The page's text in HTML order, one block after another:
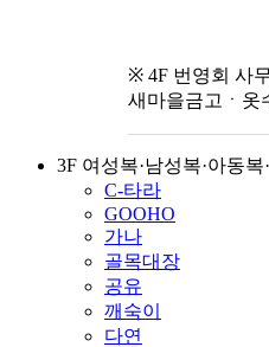
※ 4F 번영회 사
새마을금고ㆍ옷
3F 여성복·남성복·아동
C-타라
GOOHO
가나
골목대장
공유
깨숙이
다연